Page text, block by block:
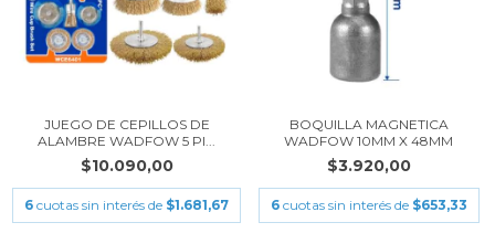
JUEGO DE CEPILLOS DE
ALAMBRE WADFOW 5 PI...
$10.090,00
6 cuotas sin interés de $1.681,67
BOQUILLA MAGNETICA
WADFOW 10MM X 48MM
$3.920,00
6 cuotas sin interés de $653,33